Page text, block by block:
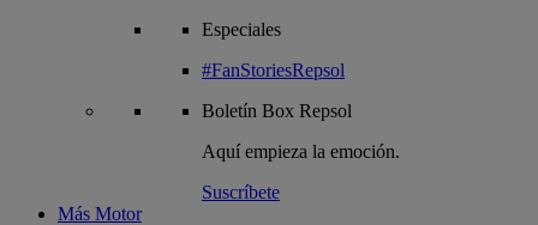
Especiales
#FanStoriesRepsol
Boletín Box Repsol
Aquí empieza la emoción.
Suscríbete
Más Motor